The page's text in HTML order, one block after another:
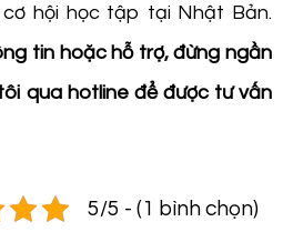
hội học tập tại Nhật Bản.
tin hoặc hỗ trợ, đừng ngần
qua hotline để được tư vấn
5/5 - (1 bình chọn)